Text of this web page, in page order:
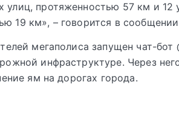
улиц, протяженностью 57 км и 12
19 км», – говорится в
мегаполиса запущен чат-бот
инфраструктуре. Через
ям на дорогах города.